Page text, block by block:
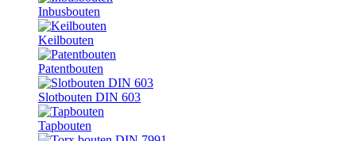
Inbusbouten
Keilbouten
Patentbouten
Slotbouten DIN 603
Tapbouten